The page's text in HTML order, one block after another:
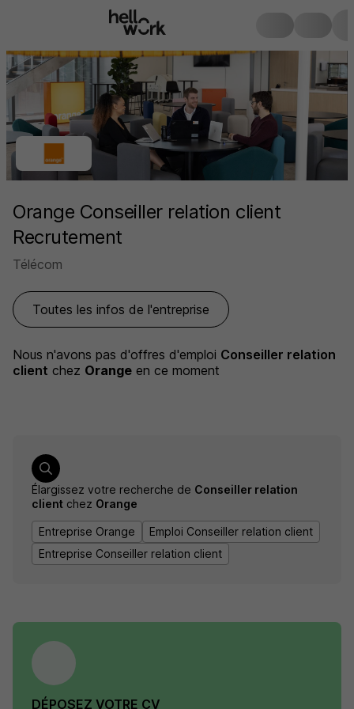
Orange Conseiller relation client
Recrutement
Télécom
Toutes les infos de l'entreprise
Nous n'avons pas d'offres d'emploi Conseiller relation
client chez Orange en ce moment
Élargissez votre recherche de Conseiller relation
client chez Orange
Entreprise Orange
Emploi Conseiller relation client
Entreprise Conseiller relation client
DÉPOSEZ VOTRE CV